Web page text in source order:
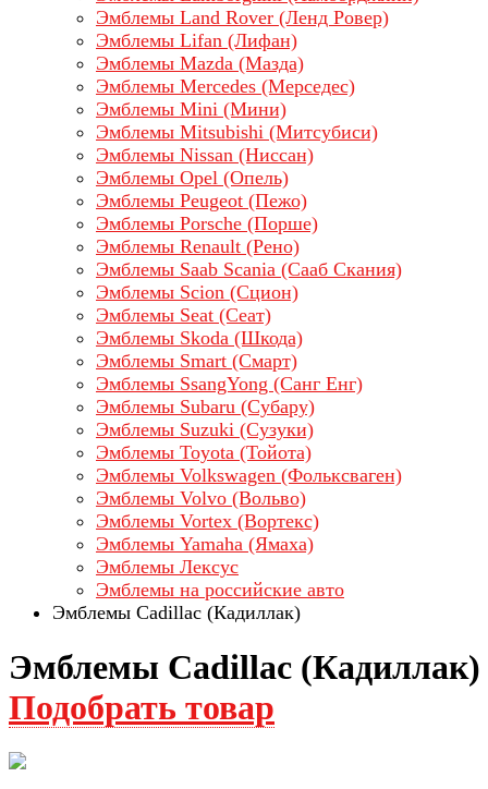
Эмблемы Land Rover (Ленд Ровер)
Эмблемы Lifan (Лифан)
Эмблемы Mazda (Мазда)
Эмблемы Mercedes (Мерседес)
Эмблемы Mini (Мини)
Эмблемы Mitsubishi (Митсубиси)
Эмблемы Nissan (Ниссан)
Эмблемы Opel (Опель)
Эмблемы Peugeot (Пежо)
Эмблемы Porsche (Порше)
Эмблемы Renault (Рено)
Эмблемы Saab Scania (Сааб Скания)
Эмблемы Scion (Сцион)
Эмблемы Seat (Сеат)
Эмблемы Skoda (Шкода)
Эмблемы Smart (Смарт)
Эмблемы SsangYong (Санг Енг)
Эмблемы Subaru (Субару)
Эмблемы Suzuki (Сузуки)
Эмблемы Toyota (Тойота)
Эмблемы Volkswagen (Фольксваген)
Эмблемы Volvo (Вольво)
Эмблемы Vortex (Вортекс)
Эмблемы Yamaha (Ямаха)
Эмблемы Лексус
Эмблемы на российские авто
Эмблемы Cadillac (Кадиллак)
Эмблемы Cadillac (Кадиллак)
Подобрать товар